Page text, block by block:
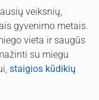
veiksnių,
gyvenimo metais.
vieta ir saugūs
su miegu
staigios kūdikių